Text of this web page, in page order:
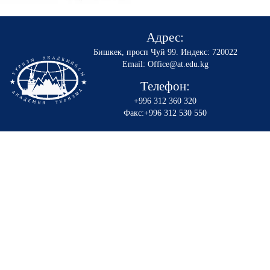
Адрес:
Бишкек, просп Чуй 99. Индекс: 720022
Email: Office@at.edu.kg
Телефон:
+996 312 360 320
Факс:+996 312 530 550